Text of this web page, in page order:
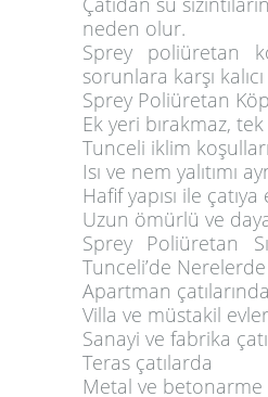
neden olur.
Sprey poliüretan
sorunlara karşı
Sprey Poliüretan
Ek yeri bırakmaz,
Tunceli iklim
Isı ve nem yalıtımı
Hafif yapısı ile
Uzun ömürlü ve
Sprey Poliüretan
Tunceli’de
Apartman çatılarında
Villa ve müstakil
Sanayi ve fabrika
Teras çatılarda
Metal ve betonarme